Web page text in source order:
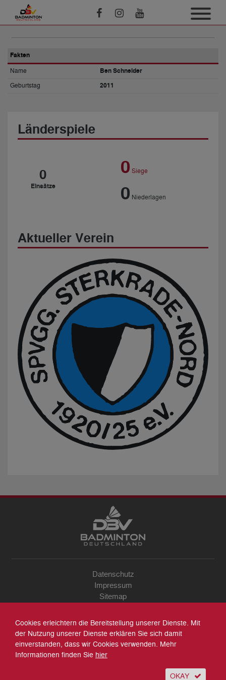
Fakten
Name
Ben Schneider
Geburtstag
2011
Länderspiele
0
Einsätze
0 Siege
0 Niederlagen
Aktueller Verein
Datenschutz
Impressum
Sitemap
Archiv
Suche
Cookies erleichtern die Bereitstellung unserer Dienste. Mit
der Nutzung unserer Dienste erklären Sie sich damit
einverstanden, dass wir Cookies verwenden. Mehr
Informationen finden Sie hier
OKAY